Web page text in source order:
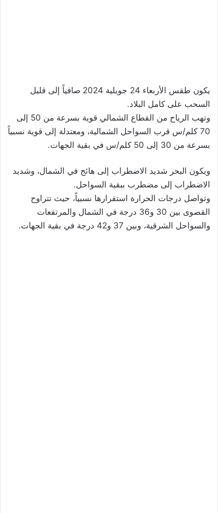
يكون طقس الأربعاء 24 جويلية 2024 صافياً إلى قليل
السحب على كامل البلاد.
وتهب الرياح من القطاع الشمالي قوية بسرعة من 50 إلى
70 كلم/س قرب السواحل الشمالية، ومعتدلة إلى قوية نسبياً
بسرعة من 30 إلى 50 كلم/س في بقية الجهات.
ويكون البحر شديد الاضطراب إلى هائج في الشمال، وشديد
الاضطراب إلى مضطرب ببقية السواحل.
وتواصل درجات الحرارة استقرارها نسبياً، حيث تتراوح
القصوى بين 30 و36 درجة في الشمال والمرتفعات
والسواحل الشرقية، وبين 37 و42 درجة في بقية الجهات.